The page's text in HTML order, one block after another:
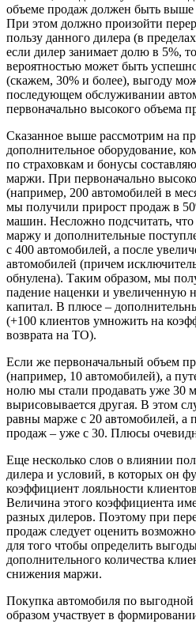
объеме продаж должен быть выше
При этом должно произойти
пользу данного дилера (в
если дилер занимает долю в 5%,
вероятностью может быть
(скажем, 30% и более), выгоду
последующем обслуживании
первоначально высокого объема
Сказанное выше рассмотрим на
дополнительное оборудование,
по страховкам и бонусы
маржи. При первоначально
(например, 200 автомобилей в
мы получили прирост продаж в
машин. Несложно подсчитать,
маржу и дополнительные
с 400 автомобилей, а после
автомобилей (причем
обнулена). Таким образом, мы
падение наценки и увеличенную
капитал. В плюсе –
(+100 клиентов умножить на
возврата на ТО).
Если же первоначальный объем
(например, 10 автомобилей), а
нолю мы стали продавать уже 30
вырисовывается другая. В этом
равны марже с 20 автомобилей, а
продаж – уже с 30. Плюсы
Еще несколько слов о влиянии
дилера и условий, в которых он
коэффициент лояльности
Величина этого коэффициента
разных дилеров. Поэтому при
продаж следует оценить
для того чтобы определить
дополнительного количества
снижения маржи.
Покупка автомобиля по
образом участвует в